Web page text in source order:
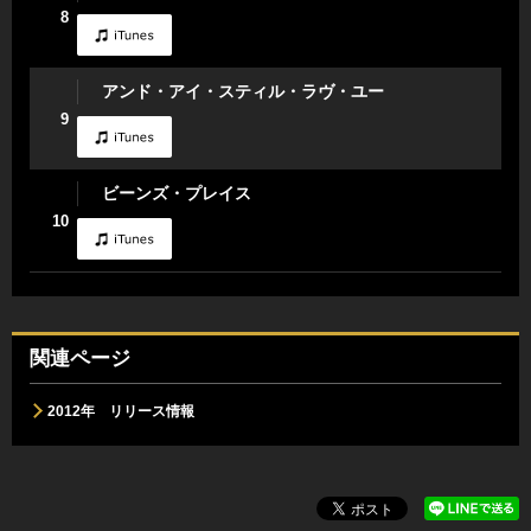
8
9
アンド・アイ・スティル・ラヴ・ユー
10
ビーンズ・プレイス
関連ページ
2012年 リリース情報